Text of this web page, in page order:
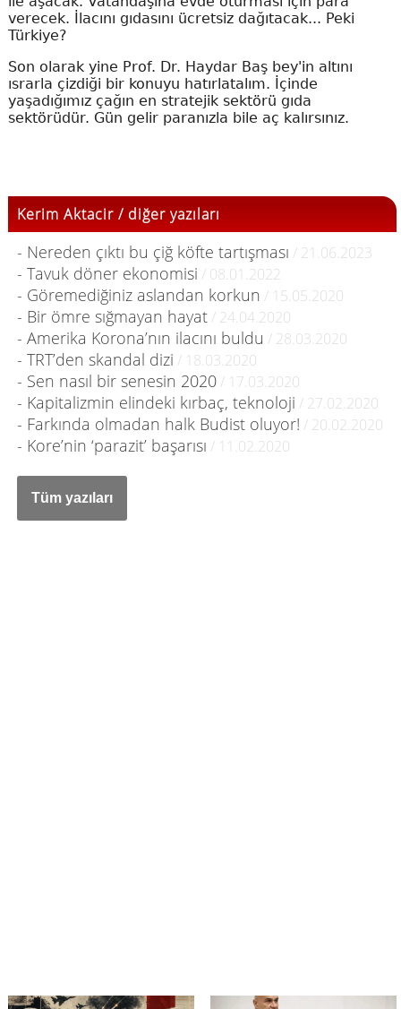
verecek. İlacını gıdasını ücretsiz dağıtacak... Peki
Türkiye?
Son olarak yine Prof. Dr. Haydar Baş bey'in altını
ısrarla çizdiği bir konuyu hatırlatalım. İçinde
yaşadığımız çağın en stratejik sektörü gıda
sektörüdür. Gün gelir paranızla bile aç kalırsınız.
Kerim Aktacir / diğer yazıları
- Nereden çıktı bu çiğ köfte tartışması / 21.06.2023
- Tavuk döner ekonomisi / 08.01.2022
- Göremediğiniz aslandan korkun / 15.05.2020
- Bir ömre sığmayan hayat/ 24.04.2020
- Amerika Korona’nın ilacını buldu / 28.03.2020
- TRT’den skandal dizi / 18.03.2020
- Sen nasıl bir senesin 2020/ 17.03.2020
- Kapitalizmin elindeki kırbaç, teknoloji / 27.02.2020
- Farkında olmadan halk Budist oluyor! / 20.02.2020
- Kore’nin ‘parazit’ başarısı / 11.02.2020